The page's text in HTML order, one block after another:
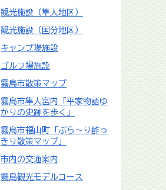
観光施設（隼人地区）
観光施設（国分地区）
キャンプ場施設
ゴルフ場施設
霧島市散策マップ
霧島市隼人宮内「平家物語ゆ
かりの史跡を歩く」
霧島市福山町「ぶら～り酢っ
きり散策マップ」
市内の交通案内
霧島観光モデルコース